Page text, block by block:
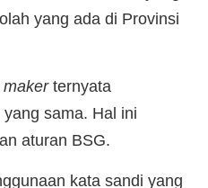
yang ada di Provinsi
makerternyata
sama. Hal ini
aturan BSG.
kata sandi yang